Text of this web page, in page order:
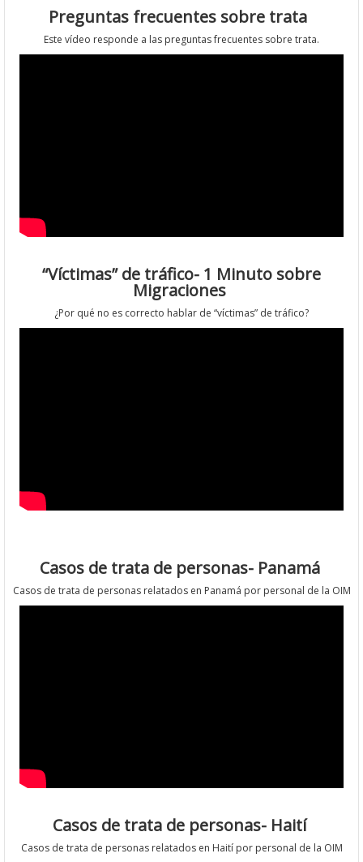
Preguntas frecuentes sobre trata
Este vídeo responde a las preguntas frecuentes sobre trata.
“Víctimas” de tráfico- 1 Minuto sobre
Migraciones
¿Por qué no es correcto hablar de “víctimas” de tráfico?
Casos de trata de personas- Panamá
Casos de trata de personas relatados en Panamá por personal de la OIM
Casos de trata de personas- Haití
Casos de trata de personas relatados en Haití por personal de la OIM